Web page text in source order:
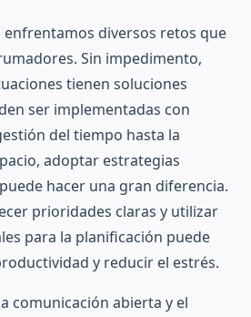
enfrentamos diversos retos que
Sin impedimento,
tienen soluciones
ser implementadas con
del tiempo hasta la
adoptar estrategias
hacer una gran diferencia.
prioridades claras y utilizar
para la planificación puede
y reducir el estrés.
comunicación abierta y el